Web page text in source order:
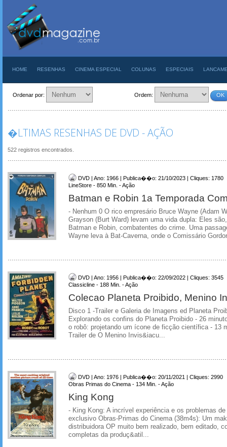
HOME RESENHAS CINEMA ESPECIAL COLUNAS ESPECIAIS
Ordenar por: Ordem: OK
�LTIMAS RESENHAS DE DVD - AÇÃO
522 registros encontrados.
DVD | Ano: 1966 | Publica��o: 21/10/2023 | Cliques: 1780
LineStore - 850 Min. - Ação
Batman e Robin 1a Temporada
- Nenhum 0 O rico empresário Bruce Wayne (Adam
Grayson (Burt Ward) levam uma vida dupla: Eles
Batman e Robin, combatentes do crime. Uma
Wayne leva à Bat-Caverna, onde o Comissário
DVD | Ano: 1956 | Publica��o: 22/09/2022 | Cliques: 3545
Classicline - 188 Min. - Ação
Colecao Planeta Proibido, Menino
Disco 1 -Trailer e Galeria de Imagens ed Planeta
Explorando os confins do Planeta Proibido - 26
o robô: projetando um ícone de ficção científica - 13
Trailer de O Menino Invis&iacu...
DVD | Ano: 1976 | Publica��o: 20/11/2021 | Cliques: 2990
Obras Primas do Cinema - 134 Min. - Ação
King Kong
- King Kong: A incrível experiência e os problemas de
exclusivo Obras-Primas do Cinema (38m4s): Um
distribuidora OP muito bem realizado, bem editado,
completas da produç&atil...